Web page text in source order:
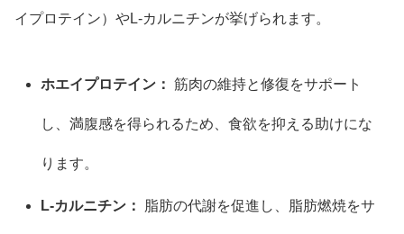
イプロテイン）やL-カルニチンが挙げられます。
ホエイプロテイン： 筋肉の維持と修復をサポート
し、満腹感を得られるため、食欲を抑える助けにな
ります。
L-カルニチン： 脂肪の代謝を促進し、脂肪燃焼をサ